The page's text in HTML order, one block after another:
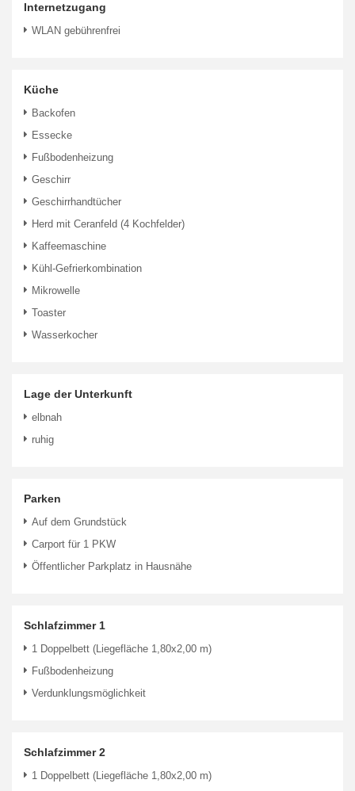
Internetzugang
WLAN gebührenfrei
Küche
Backofen
Essecke
Fußbodenheizung
Geschirr
Geschirrhandtücher
Herd mit Ceranfeld (4 Kochfelder)
Kaffeemaschine
Kühl-Gefrierkombination
Mikrowelle
Toaster
Wasserkocher
Lage der Unterkunft
elbnah
ruhig
Parken
Auf dem Grundstück
Carport für 1 PKW
Öffentlicher Parkplatz in Hausnähe
Schlafzimmer 1
1 Doppelbett (Liegefläche 1,80x2,00 m)
Fußbodenheizung
Verdunklungsmöglichkeit
Schlafzimmer 2
1 Doppelbett (Liegefläche 1,80x2,00 m)